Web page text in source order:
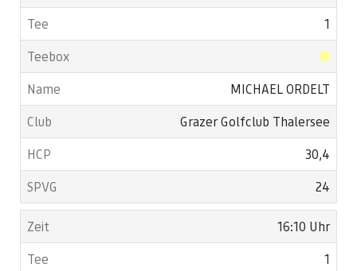
1
MICHAEL ORDELT
Grazer Golfclub Thalersee
30,4
24
16:10 Uhr
1